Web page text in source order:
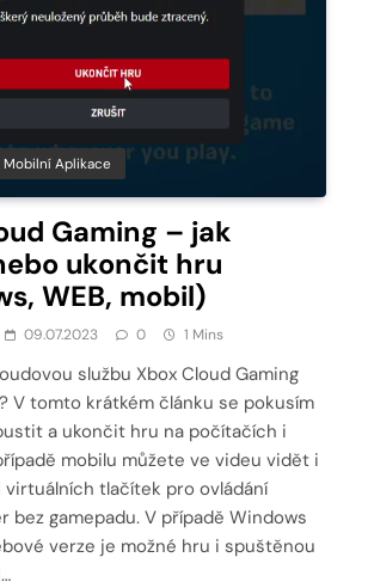
Mobilní Aplikace
Gaming – jak
ukončit hru
WEB, mobil)
09.07.2023 0 1 Mins
službu Xbox Cloud Gaming
V tomto krátkém článku se pokusím
a ukončit hru na počítačích i
mobilu můžete ve videu vidět i
virtuálních tlačítek pro ovládání
bez gamepadu. V případě Windows
verze je možné hru i spuštěnou